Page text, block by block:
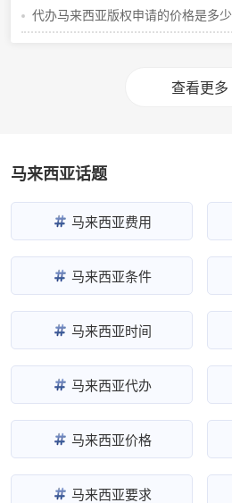
代办马来西亚版权申请的价格是多少
查看更多
马来西亚话题
马来西亚费用
马来西亚条件
马来西亚时间
马来西亚代办
马来西亚价格
马来西亚要求